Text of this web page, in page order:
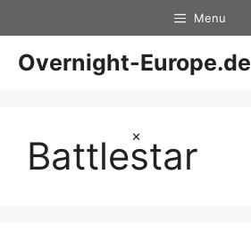
×
Inhalt
springen
Menu
Overnight-Europe.de
Battlestar